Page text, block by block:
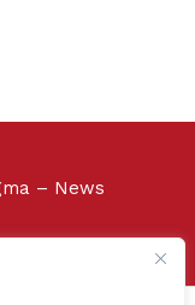
– News